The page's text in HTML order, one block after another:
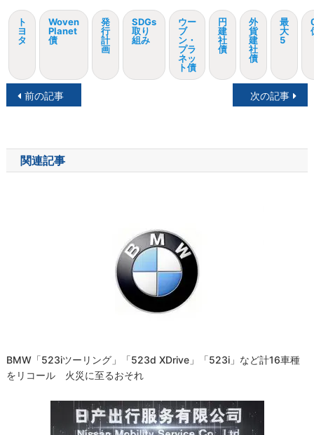
ト
ヨ
タ
Woven
Planet
債
発
行
計
画
SDGs
取り
組み
ウー
ブ
ン・
プラ
ネッ
ト債
円
建
社
債
外
貨
建
社
債
最
大
5
投
ナ
ビ
前の記事 次の記事
関連記事
BMW「523iツーリング」「523d XDrive」「523i」など計16車種
をリコール 火災に至るおそれ